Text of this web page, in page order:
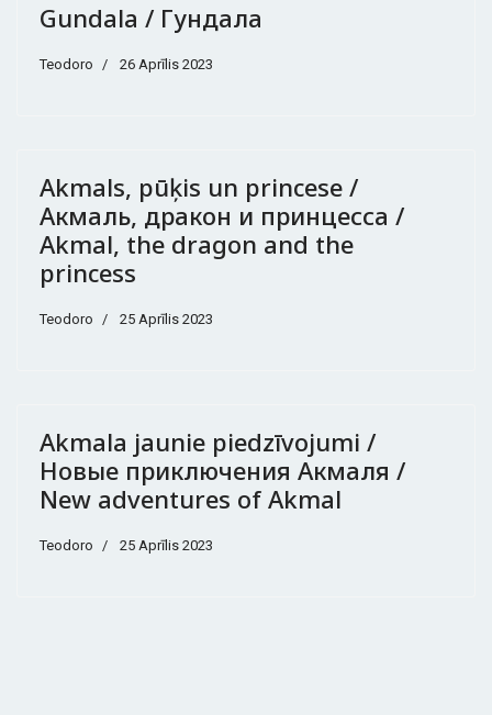
Gundala / Гундала
Teodoro 26 Aprīlis 2023
Akmals, pūķis un princese /
Акмаль, дракон и принцесса /
Akmal, the dragon and the
princess
Teodoro 25 Aprīlis 2023
Akmala jaunie piedzīvojumi /
Новые приключения Акмаля /
New adventures of Akmal
Teodoro 25 Aprīlis 2023